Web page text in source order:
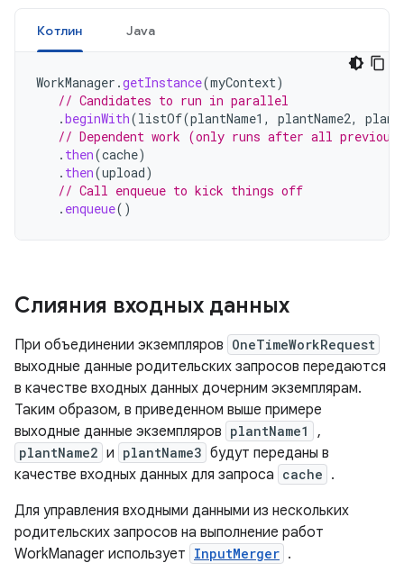
Котлин Java
WorkManager .getInstance(myContext)
// Candidates to run in parallel
.beginWith(listOf(plantName1 , plantName2,
// Dependent work (only runs after all
. then(cache)
. then(upload)
// Call enqueue to kick things off
. enqueue()
Слияния входных данных
При объединении экземпляров OneTimeWorkRequest
выходные данные родительских запросов передаются
в качестве входных данных дочерним экземплярам.
Таким образом, в приведенном выше примере
выходные данные экземпляров plantName1 ,
plantName2 и plantName3 будут переданы в
качестве входных данных для запроса cache .
Для управления входными данными из нескольких
родительских запросов на выполнение работ
WorkManager использует InputMerger .